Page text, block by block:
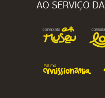
AO SERVIÇO